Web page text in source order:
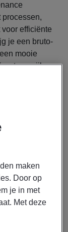
efficiënte
je een bruto-
mooie
een rijke
proces te
met de
en reparatie
maken
Door op
je in met
Met deze